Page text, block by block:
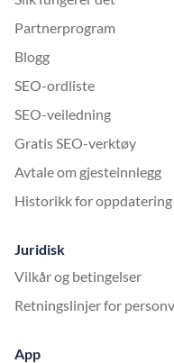
Partnerprogram
Blogg
SEO-ordliste
SEO-veiledning
Gratis SEO-verktøy
Avtale om gjesteinnlegg
Historikk for
Juridisk
Vilkår og betingelser
Retningslinjer for
App